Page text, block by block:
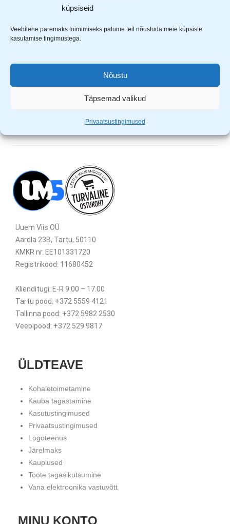
küpsiseid
Veebilehe paremaks toimimiseks palume teil nõustuda meie küpsiste
kasutamise tingimustega.
Nõustu
Täpsemad valikud
Privaatsustingimused
ja kaetud pehme kummiga.
Miinuspea suurustega: 1.5, 2, 2.5, 3mm
Tähik suurustega: T6, T7, T8, T9, T10, T15, T20
Uuem Viis OÜ
Aardla 23B, Tartu, 50110
KMKR nr. EE101331720
Registrikood: 11680452
Klienditugi: E-R 9.00 – 17.00
Tartu pood: +372 5559 4121
Tallinna pood: +372 5982 2530
Veebipood: +372 529 9817
ÜLDTEAVE
Kohaletoimetamine
Kauba tagastamine
Kasutustingimused
Privaatsustingimused
Logoteenus
Järelmaks
Kauplused
Toote tagasikutsumine
Vana elektroonika vastuvõtt
MINU KONTO